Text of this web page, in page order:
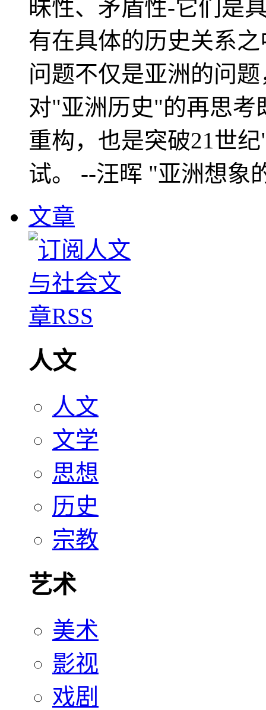
昧性、矛盾性-它们是
有在具体的历史关系
问题不仅是亚洲的问
对"亚洲历史"的再思考
重构，也是突破21世
试。 --汪晖 "亚洲想象
文章
人文
人文
文学
思想
历史
宗教
艺术
美术
影视
戏剧